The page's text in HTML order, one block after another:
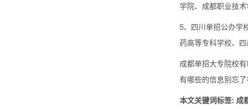
学院、成都职业技术
5、四川单招公办学
药高等专科学校、
成都单招大专院校
有哪些的信息别忘了
本文关键词标签: 成